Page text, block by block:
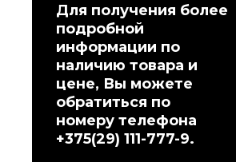
Для получения более
подробной
информации по
наличию товара и
цене, Вы можете
обратиться по
номеру телефона
+375(29) 111-777-9.